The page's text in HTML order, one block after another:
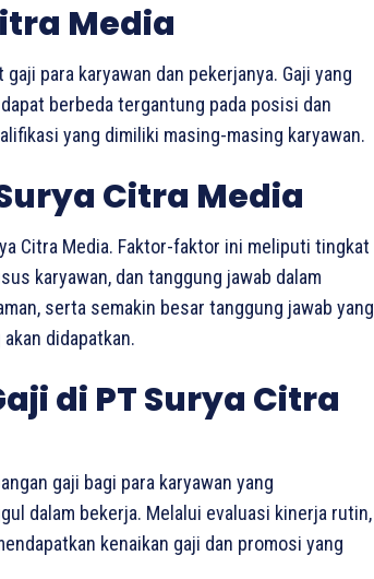
Media
para karyawan dan pekerjanya. Gaji yang
berbeda tergantung pada posisi dan
yang dimiliki masing-masing karyawan.
Citra Media
Citra Media. Faktor-faktor ini meliputi tingkat
karyawan, dan tanggung jawab dalam
serta semakin besar tanggung jawab yang
didapatkan.
di PT Surya Citra
gaji bagi para karyawan yang
dalam bekerja. Melalui evaluasi kinerja rutin,
kenaikan gaji dan promosi yang